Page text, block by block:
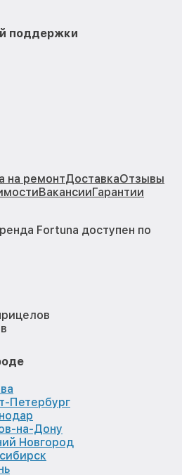
поддержки
на ремонтДоставкаОтзывы
ВакансииГарантии
Fortuna доступен по
Петербург
на-Дону
Новгород